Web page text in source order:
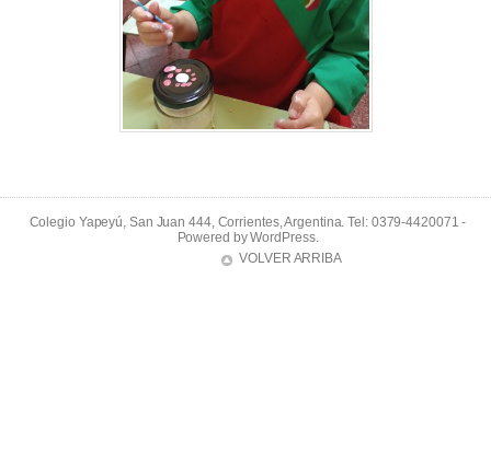
Colegio Yapeyú, San Juan 444, Corrientes, Argentina. Tel: 0379-4420071 -
Powered byWordPress.
VOLVER ARRIBA